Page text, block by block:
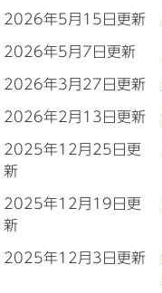
2026年5月15日更新
2026年5月7日更新
2026年3月27日更新
2026年2月13日更新
2025年12月25日更
新
2025年12月19日更
新
2025年12月3日更新